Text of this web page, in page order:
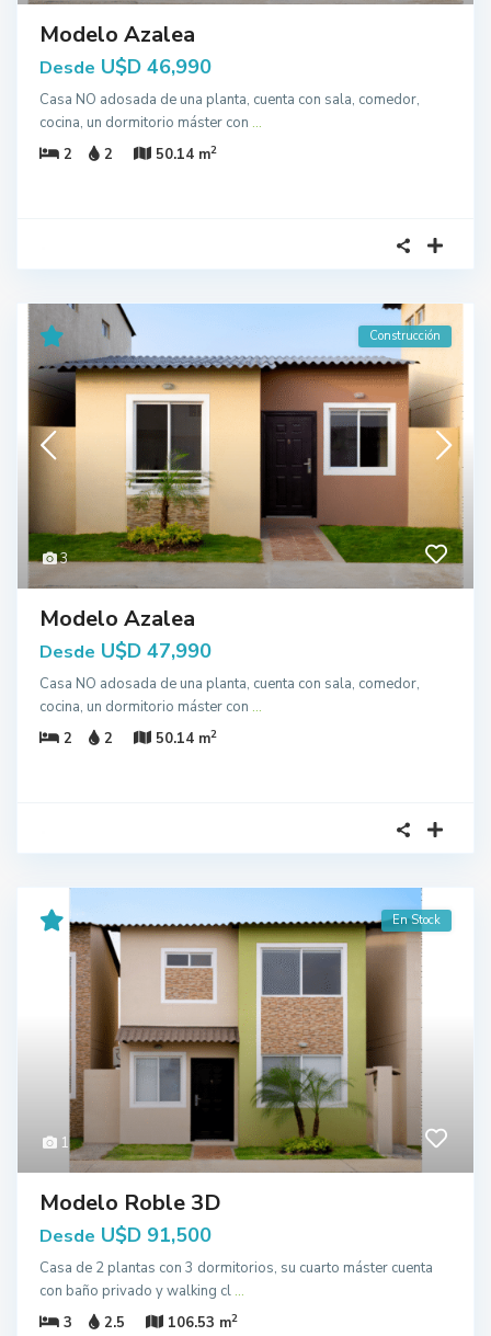
Modelo Azalea
Desde U$D 46,990
Casa NO adosada de una planta, cuenta con sala, comedor,
cocina, un dormitorio máster con ...
2
2 50.14 m2
3
Construcción
Modelo Azalea
Desde U$D 47,990
Casa NO adosada de una planta, cuenta con sala, comedor,
cocina, un dormitorio máster con ...
2
2 50.14 m2
1
En Stock
Modelo Roble 3D
Desde U$D 91,500
Casa de 2 plantas con 3 dormitorios, su cuarto máster cuenta
con baño privado y walking cl ...
3
2.5 106.53 m2